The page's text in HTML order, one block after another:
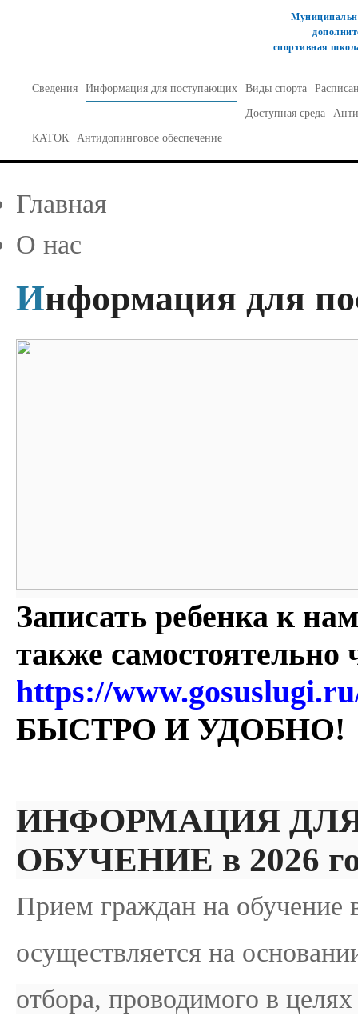
спортивная
Сведения Информация для поступающих Виды спорта
Доступная среда
КАТОК Антидопинговое обеспечение
Главная
О нас
Информация для
Записать ребенка к
также
https://
БЫСТРО И УДОБНО!
ИНФОРМАЦИЯ
ОБУЧЕНИЕ в 2026
Прием граждан на
осуществляется на
отбора, проводимого в